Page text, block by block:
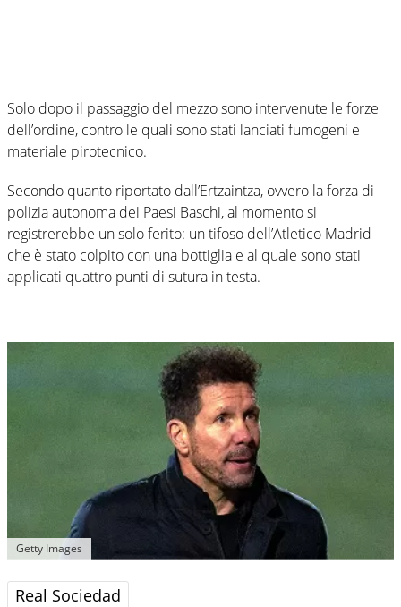
Solo dopo il passaggio del mezzo sono intervenute le forze
dell’ordine, contro le quali sono stati lanciati fumogeni e
materiale pirotecnico.
Secondo quanto riportato dall’Ertzaintza, ovvero la forza di
polizia autonoma dei Paesi Baschi, al momento si
registrerebbe un solo ferito: un tifoso dell’Atletico Madrid
che è stato colpito con una bottiglia e al quale sono stati
applicati quattro punti di sutura in testa.
Getty Images
Real Sociedad